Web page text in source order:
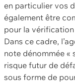
en particulier vos
également être
pour la
Dans ce cadre,
note dénommée «
risque futur de
sous forme de